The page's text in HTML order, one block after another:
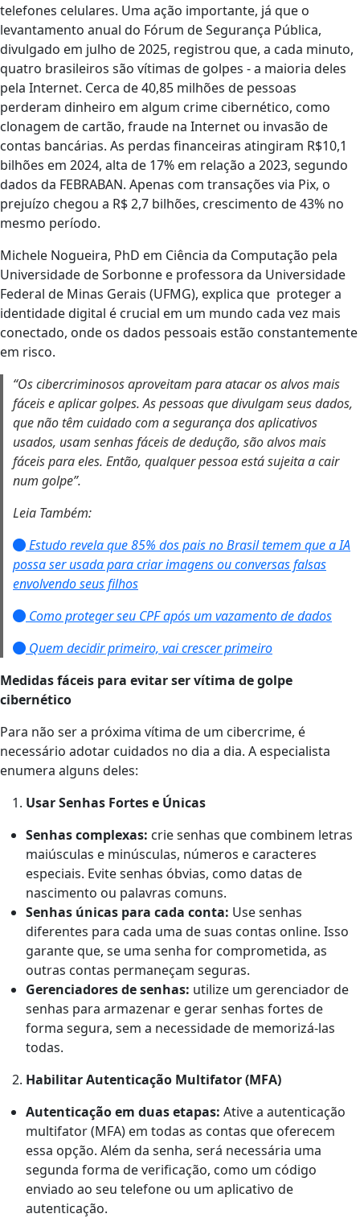
telefones celulares. Uma ação importante, já que o
levantamento anual do Fórum de Segurança Pública,
divulgado em julho de 2025, registrou que, a cada minuto,
quatro brasileiros são vítimas de golpes - a maioria deles
pela Internet. Cerca de 40,85 milhões de pessoas
perderam dinheiro em algum crime cibernético, como
clonagem de cartão, fraude na Internet ou invasão de
contas bancárias. As perdas financeiras atingiram R$10,1
bilhões em 2024, alta de 17% em relação a 2023, segundo
dados da FEBRABAN. Apenas com transações via Pix, o
prejuízo chegou a R$ 2,7 bilhões, crescimento de 43% no
mesmo período.
Michele Nogueira, PhD em Ciência da Computação pela
Universidade de Sorbonne e professora da Universidade
Federal de Minas Gerais (UFMG), explica que proteger a
identidade digital é crucial em um mundo cada vez mais
conectado, onde os dados pessoais estão constantemente
em risco.
“Os cibercriminosos aproveitam para atacar os alvos mais
fáceis e aplicar golpes. As pessoas que divulgam seus dados,
que não têm cuidado com a segurança dos aplicativos
usados, usam senhas fáceis de dedução, são alvos mais
fáceis para eles. Então, qualquer pessoa está sujeita a cair
num golpe”.
Leia Também:
Estudo revela que 85% dos pais no Brasil temem que a IA
possa ser usada para criar imagens ou conversas falsas
envolvendo seus filhos
Como proteger seu CPF após um vazamento de dados
Quem decidir primeiro, vai crescer primeiro
Medidas fáceis para evitar ser vítima de golpe
cibernético
Para não ser a próxima vítima de um cibercrime, é
necessário adotar cuidados no dia a dia. A especialista
enumera alguns deles:
Usar Senhas Fortes e Únicas
Senhas complexas: crie senhas que combinem letras
maiúsculas e minúsculas, números e caracteres
especiais. Evite senhas óbvias, como datas de
nascimento ou palavras comuns.
Senhas únicas para cada conta: Use senhas
diferentes para cada uma de suas contas online. Isso
garante que, se uma senha for comprometida, as
outras contas permaneçam seguras.
Gerenciadores de senhas: utilize um gerenciador de
senhas para armazenar e gerar senhas fortes de
forma segura, sem a necessidade de memorizá-las
todas.
Habilitar Autenticação Multifator (MFA)
Autenticação em duas etapas: Ative a autenticação
multifator (MFA) em todas as contas que oferecem
essa opção. Além da senha, será necessária uma
segunda forma de verificação, como um código
enviado ao seu telefone ou um aplicativo de
autenticação.